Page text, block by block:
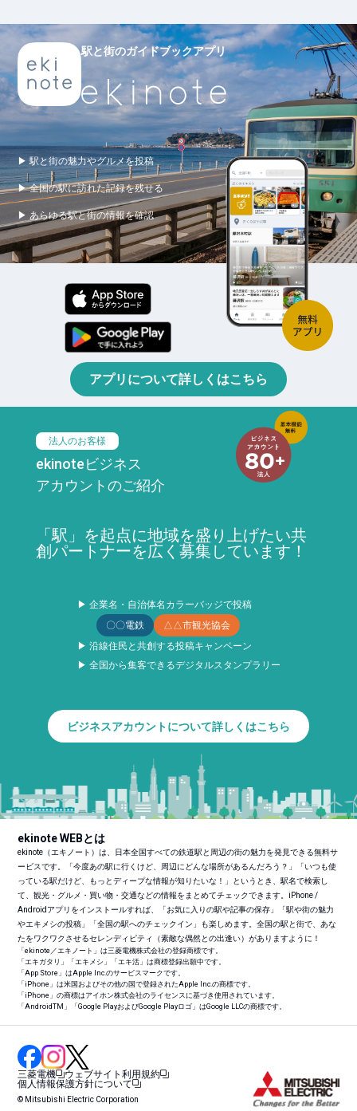
駅と街のガイドブックアプリ
▶ 駅と街の魅力やグルメを投稿
▶ 全国の駅に訪れた記録を残せる
▶ あらゆる駅と街の情報を確認
アプリについて詳しくはこちら
法人のお客様
ekinoteビジネス
アカウントのご紹介
「駅」を起点に地域を盛り上げたい共
創パートナーを広く募集しています！
▶ 企業名・自治体名カラーバッジで投稿
〇〇電鉄
△△市観光協会
▶ 沿線住民と共創する投稿キャンペーン
▶ 全国から集客できるデジタルスタンプラリー
ビジネスアカウントについて詳しくはこちら
ekinote WEBとは
ekinote（エキノート）は、日本全国すべての鉄道駅と周辺の街の魅力を発見できる無料サ
ービスです。「今度あの駅に行くけど、周辺にどんな場所があるんだろう？」「いつも使
っている駅だけど、もっとディープな情報が知りたいな！」というとき、駅名で検索し
て、観光・グルメ・買い物・交通などの情報をまとめてチェックできます。iPhone /
Androidアプリをインストールすれば、「お気に入りの駅や記事の保存」「駅や街の魅力
やエキメシの投稿」「全国の駅へのチェックイン」も楽しめます。全国の駅と街で、あな
たをワクワクさせるセレンディピティ（素敵な偶然との出逢い）がありますように！
「ekinote／エキノート」は三菱電機株式会社の登録商標です。
「エキガタリ」「エキメシ」「エキ活」は商標登録出願中です。
「App Store」はApple Inc.のサービスマークです。
「iPhone」は米国およびその他の国で登録されたApple Inc.の商標です。
「iPhone」の商標はアイホン株式会社のライセンスに基づき使用されています。
「AndroidTM 」「Google PlayおよびGoogle Playロゴ」はGoogle LLCの商標です。
三菱電機
ウェブサイト利用規約
個人情報保護方針について
© Mitsubishi Electric Corporation